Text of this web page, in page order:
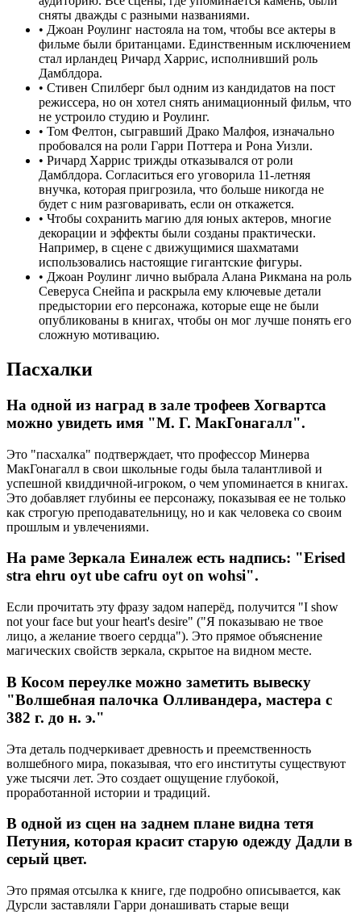
сняты дважды с разными названиями.
• Джоан Роулинг настояла на том, чтобы все актеры в
фильме были британцами. Единственным исключением
стал ирландец Ричард Харрис, исполнивший роль
Дамблдора.
• Стивен Спилберг был одним из кандидатов на пост
режиссера, но он хотел снять анимационный фильм, что
не устроило студию и Роулинг.
• Том Фелтон, сыгравший Драко Малфоя, изначально
пробовался на роли Гарри Поттера и Рона Уизли.
• Ричард Харрис трижды отказывался от роли
Дамблдора. Согласиться его уговорила 11-летняя
внучка, которая пригрозила, что больше никогда не
будет с ним разговаривать, если он откажется.
• Чтобы сохранить магию для юных актеров, многие
декорации и эффекты были созданы практически.
Например, в сцене с движущимися шахматами
использовались настоящие гигантские фигуры.
• Джоан Роулинг лично выбрала Алана Рикмана на роль
Северуса Снейпа и раскрыла ему ключевые детали
предыстории его персонажа, которые еще не были
опубликованы в книгах, чтобы он мог лучше понять его
сложную мотивацию.
Пасхалки
На одной из наград в зале трофеев Хогвартса
можно увидеть имя "М. Г. МакГонагалл".
Это "пасхалка" подтверждает, что профессор Минерва
МакГонагалл в свои школьные годы была талантливой и
успешной квиддичной-игроком, о чем упоминается в книгах.
Это добавляет глубины ее персонажу, показывая ее не только
как строгую преподавательницу, но и как человека со своим
прошлым и увлечениями.
На раме Зеркала Еиналеж есть надпись: "Erised
stra ehru oyt ube cafru oyt on wohsi".
Если прочитать эту фразу задом наперёд, получится "I show
not your face but your heart's desire" ("Я показываю не твое
лицо, а желание твоего сердца"). Это прямое объяснение
магических свойств зеркала, скрытое на видном месте.
В Косом переулке можно заметить вывеску
"Волшебная палочка Олливандера, мастера с
382 г. до н. э."
Эта деталь подчеркивает древность и преемственность
волшебного мира, показывая, что его институты существуют
уже тысячи лет. Это создает ощущение глубокой,
проработанной истории и традиций.
В одной из сцен на заднем плане видна тетя
Петуния, которая красит старую одежду Дадли в
серый цвет.
Это прямая отсылка к книге, где подробно описывается, как
Дурсли заставляли Гарри донашивать старые вещи